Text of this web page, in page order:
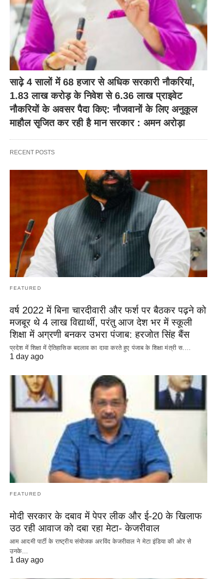
साढ़े 4 सालों में 68 हजार से अधिक सरकारी नौकरियां,
1.83 लाख करोड़ के निवेश से 6.36 लाख प्राइवेट
नौकरियों के अवसर पैदा किए: नौजवानों के लिए अनुकूल
माहौल सृजित कर रही है मान सरकार : अमन अरोड़ा
RECENT POSTS
FEATURED
वर्ष 2022 में बिना चारदीवारी और फर्श पर बैठकर पढ़ने को
मजबूर थे 4 लाख विद्यार्थी, परंतु आज देश भर में स्कूली
शिक्षा में अग्रणी बनकर उभरा पंजाब: हरजोत सिंह बैंस
प्रदेश में शिक्षा में ऐतिहासिक बदलाव का दावा करते हुए पंजाब के शिक्षा मंत्री स.…
1 day ago
FEATURED
मोदी सरकार के दबाव में पेपर लीक और ई-20 के खिलाफ
उठ रही आवाज को दबा रहा मेटा- केजरीवाल
आम आदमी पार्टी के राष्ट्रीय संयोजक अरविंद केजरीवाल ने मेटा इंडिया की ओर से
उनके…
1 day ago